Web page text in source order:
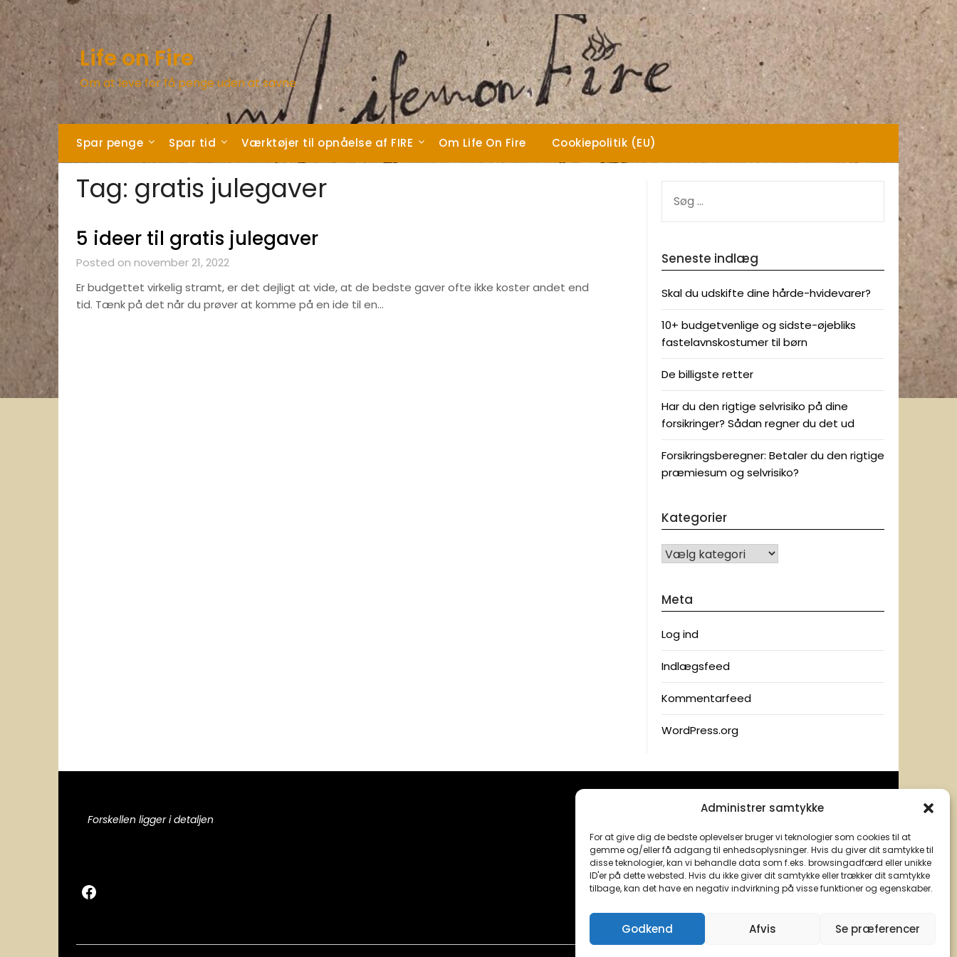
Administrer samtykke
For at give dig de bedste oplevelser bruger vi teknologier som cookies til at
gemme og/eller få adgang til enhedsoplysninger. Hvis du giver dit samtykke til
disse teknologier, kan vi behandle data som f.eks. browsingadfærd eller unikke
ID'er på dette websted. Hvis du ikke giver dit samtykke eller trækker dit samtykke
tilbage, kan det have en negativ indvirkning på visse funktioner og egenskaber.
Godkend Afvis Se præferencer
Skip
to
content
Life on Fire
Om at leve for få penge uden at savne
Spar penge Spar tid Værktøjer til opnåelse af FIRE Om Life On Fire Cookiepolitik (EU)
Tag: gratis julegaver
5 ideer til gratis julegaver
Posted on november 21, 2022
Er budgettet virkelig stramt, er det dejligt at vide, at de bedste gaver ofte ikke koster andet end
tid. Tænk på det når du prøver at komme på en ide til en…
EFTER:
Seneste indlæg
Skal du udskifte dine hårde-hvidevarer?
10+ budgetvenlige og sidste-øjebliks
fastelavnskostumer til børn
De billigste retter
Har du den rigtige selvrisiko på dine
forsikringer? Sådan regner du det ud
Forsikringsberegner: Betaler du den rigtige
præmiesum og selvrisiko?
Kategorier
KATEGORIER
Meta
Log ind
Indlægsfeed
Kommentarfeed
WordPress.org
Forskellen ligger i detaljen
Facebook